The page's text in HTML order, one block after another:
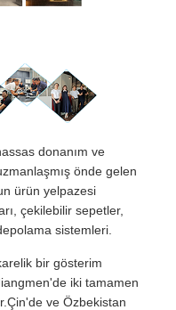
donanım ve
önde gelen
ürün yelpazesi
çekilebilir sepetler,
sistemleri.
bir gösterim
iki tamamen
ve Özbekistan